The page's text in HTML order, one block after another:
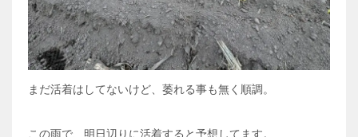
まだ活着はしてないけど、萎れる事も無く順調。
この雨で、明日辺りに活着すると予想してます。